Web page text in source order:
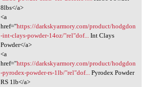
8lbs</a>
<a
href="https://darkskyarmory.com/product/hodgdon
-int-clays-powder-14oz/"rel"dof...
Int Clays
Powder</a>
<a
href="https://darkskyarmory.com/product/hodgdon
-pyrodex-powder-rs-1lb/"rel"dof...
Pyrodex Powder
RS 1lb</a>